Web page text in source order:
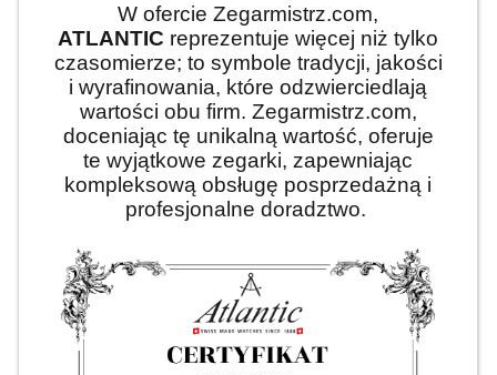
W ofercie Zegarmistrz.com,
ATLANTIC reprezentuje więcej niż tylko
czasomierze; to symbole tradycji, jakości
i wyrafinowania, które odzwierciedlają
wartości obu firm. Zegarmistrz.com,
doceniając tę unikalną wartość, oferuje
te wyjątkowe zegarki, zapewniając
kompleksową obsługę posprzedażną i
profesjonalne doradztwo.